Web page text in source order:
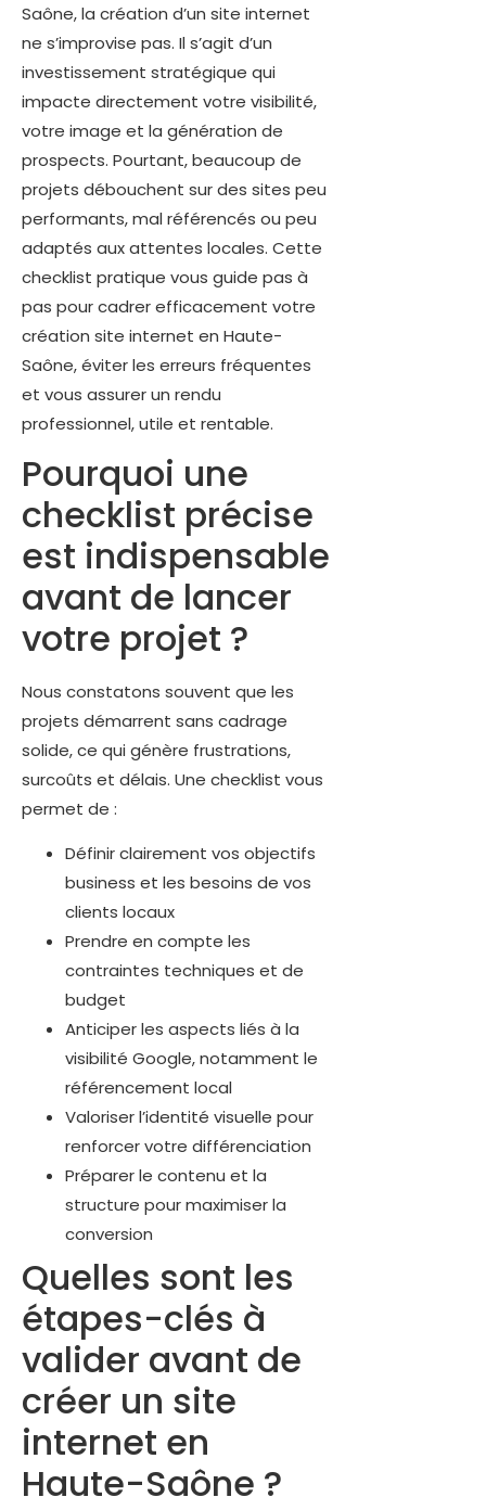
Saône, la création d’un site internet
ne s’improvise pas. Il s’agit d’un
investissement stratégique qui
impacte directement votre visibilité,
votre image et la génération de
prospects. Pourtant, beaucoup de
projets débouchent sur des sites peu
performants, mal référencés ou peu
adaptés aux attentes locales. Cette
checklist pratique vous guide pas à
pas pour cadrer efficacement votre
création site internet en Haute-
Saône, éviter les erreurs fréquentes
et vous assurer un rendu
professionnel, utile et rentable.
Pourquoi une
checklist précise
est indispensable
avant de lancer
votre projet ?
Nous constatons souvent que les
projets démarrent sans cadrage
solide, ce qui génère frustrations,
surcoûts et délais. Une checklist vous
permet de :
Définir clairement vos objectifs
business et les besoins de vos
clients locaux
Prendre en compte les
contraintes techniques et de
budget
Anticiper les aspects liés à la
visibilité Google, notamment le
référencement local
Valoriser l’identité visuelle pour
renforcer votre différenciation
Préparer le contenu et la
structure pour maximiser la
conversion
Quelles sont les
étapes-clés à
valider avant de
créer un site
internet en
Haute-Saône ?